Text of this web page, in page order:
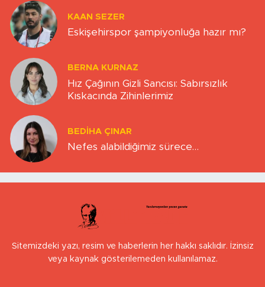
KAAN SEZER
Eskişehirspor şampiyonluğa hazır mı?
BERNA KURNAZ
Hız Çağının Gizli Sancısı: Sabırsızlık
Kıskacında Zihinlerimiz
BEDIHA ÇINAR
Nefes alabildiğimiz sürece…
Sitemizdeki yazı, resim ve haberlerin her hakkı saklıdır. İzinsiz
veya kaynak gösterilemeden kullanılamaz.